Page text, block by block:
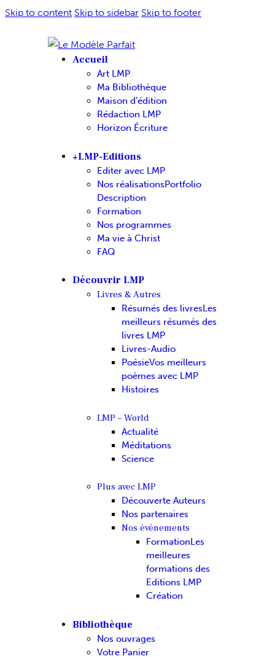
Skip to content Skip to sidebar Skip to footer
Accueil
Art LMP
Ma Bibliothèque
Maison d’édition
Rédaction LMP
Horizon Écriture
+LMP-Editions
Editer avec LMP
Nos réalisationsPortfolio
Description
Formation
Nos programmes
Ma vie à Christ
FAQ
Découvrir LMP
Livres & Autres
Résumés des livresLes
meilleurs résumés des
livres LMP
Livres-Audio
PoésieVos meilleurs
poèmes avec LMP
Histoires
LMP – World
Actualité
Méditations
Science
Plus avec LMP
Découverte Auteurs
Nos partenaires
Nos événements
FormationLes
meilleures
formations des
Editions LMP
Création
Bibliothèque
Nos ouvrages
Votre Panier